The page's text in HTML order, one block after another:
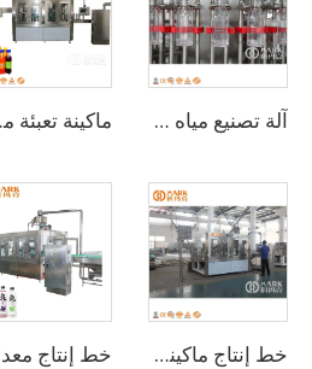
آلة تصنيع مياه شرب معدنية في زجاجات ماكينة تعبئة مشروبات المياه الغازية بسعة 1000-24000 زجاجة في الساعة
خط إنتاج ماكينة تعبئة المشروبات الفوارة بسعة 8000 زجاجة في الساعة خط إنتاج معدات تعبئة وتغليف المشروبات الغازية